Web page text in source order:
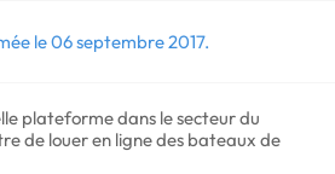
le 06 septembre 2017.
plateforme dans le secteur du
de louer en ligne des bateaux de